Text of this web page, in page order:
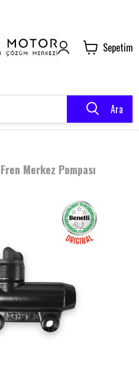
Sepetim
Ara
Merkez Pompası